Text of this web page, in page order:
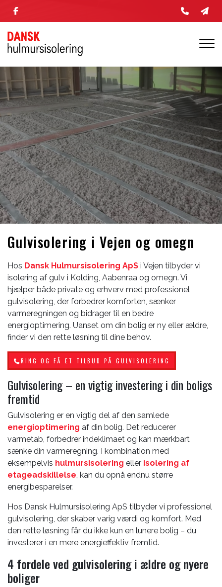
hovedindhold
Gulvisolering i Vejen og omegn
Hos Dansk Hulmursisolering ApS i Vejen tilbyder vi
isolering af gulv i Kolding, Aabenraa og omegn. Vi
hjælper både private og erhverv med professionel
gulvisolering, der forbedrer komforten, sænker
varmeregningen og bidrager til en bedre
energioptimering. Uanset om din bolig er ny eller ældre,
finder vi den rette løsning til dine behov.
RING OG FÅ ET TILBUD PÅ GULVISOLERING
Gulvisolering – en vigtig investering i din boligs
fremtid
Gulvisolering er en vigtig del af den samlede
energioptimering af din bolig. Det reducerer
varmetab, forbedrer indeklimaet og kan mærkbart
sænke din varmeregning. I kombination med
eksempelvis hulmursisolering eller isolering af
etageadskillelse, kan du opnå endnu større
energibesparelser.
Hos Dansk Hulmursisolering ApS tilbyder vi professionel
gulvisolering, der skaber varig værdi og komfort. Med
den rette løsning får du ikke kun en lunere bolig – du
investerer i en mere energieffektiv fremtid.
4 fordele ved gulvisolering i ældre og nyere
boliger